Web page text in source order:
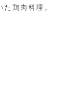
鶏肉料理。